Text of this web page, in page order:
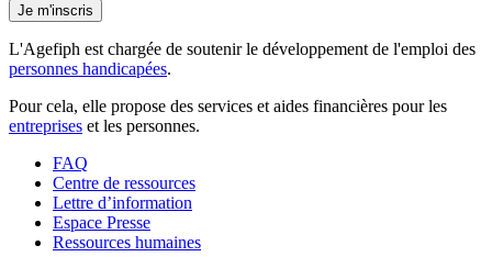
Je m'inscris
L'Agefiph est chargée de soutenir le développement de l'emploi des
personnes handicapées.
Pour cela, elle propose des services et aides financières pour les
entreprises et les personnes.
FAQ
Centre de ressources
Lettre d’information
Espace Presse
Ressources humaines